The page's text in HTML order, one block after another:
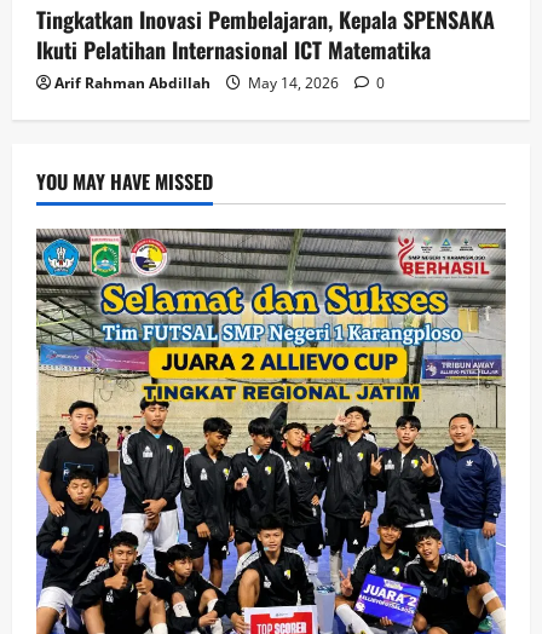
Tingkatkan Inovasi Pembelajaran, Kepala SPENSAKA
Ikuti Pelatihan Internasional ICT Matematika
Arif Rahman Abdillah May 14, 2026 0
YOU MAY HAVE MISSED